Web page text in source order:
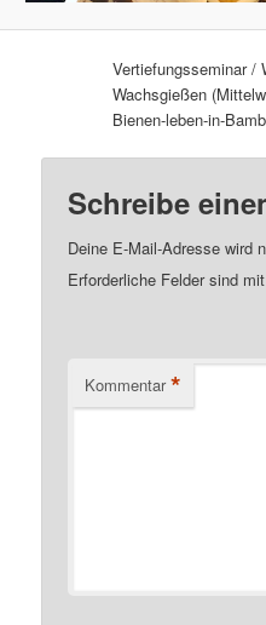
Vertiefungsseminar /
Wachsgießen
Bienen-leben-in-
Schreibe
Deine E-Mail-Adresse wird
Erforderliche Felder sind
Kommentar *